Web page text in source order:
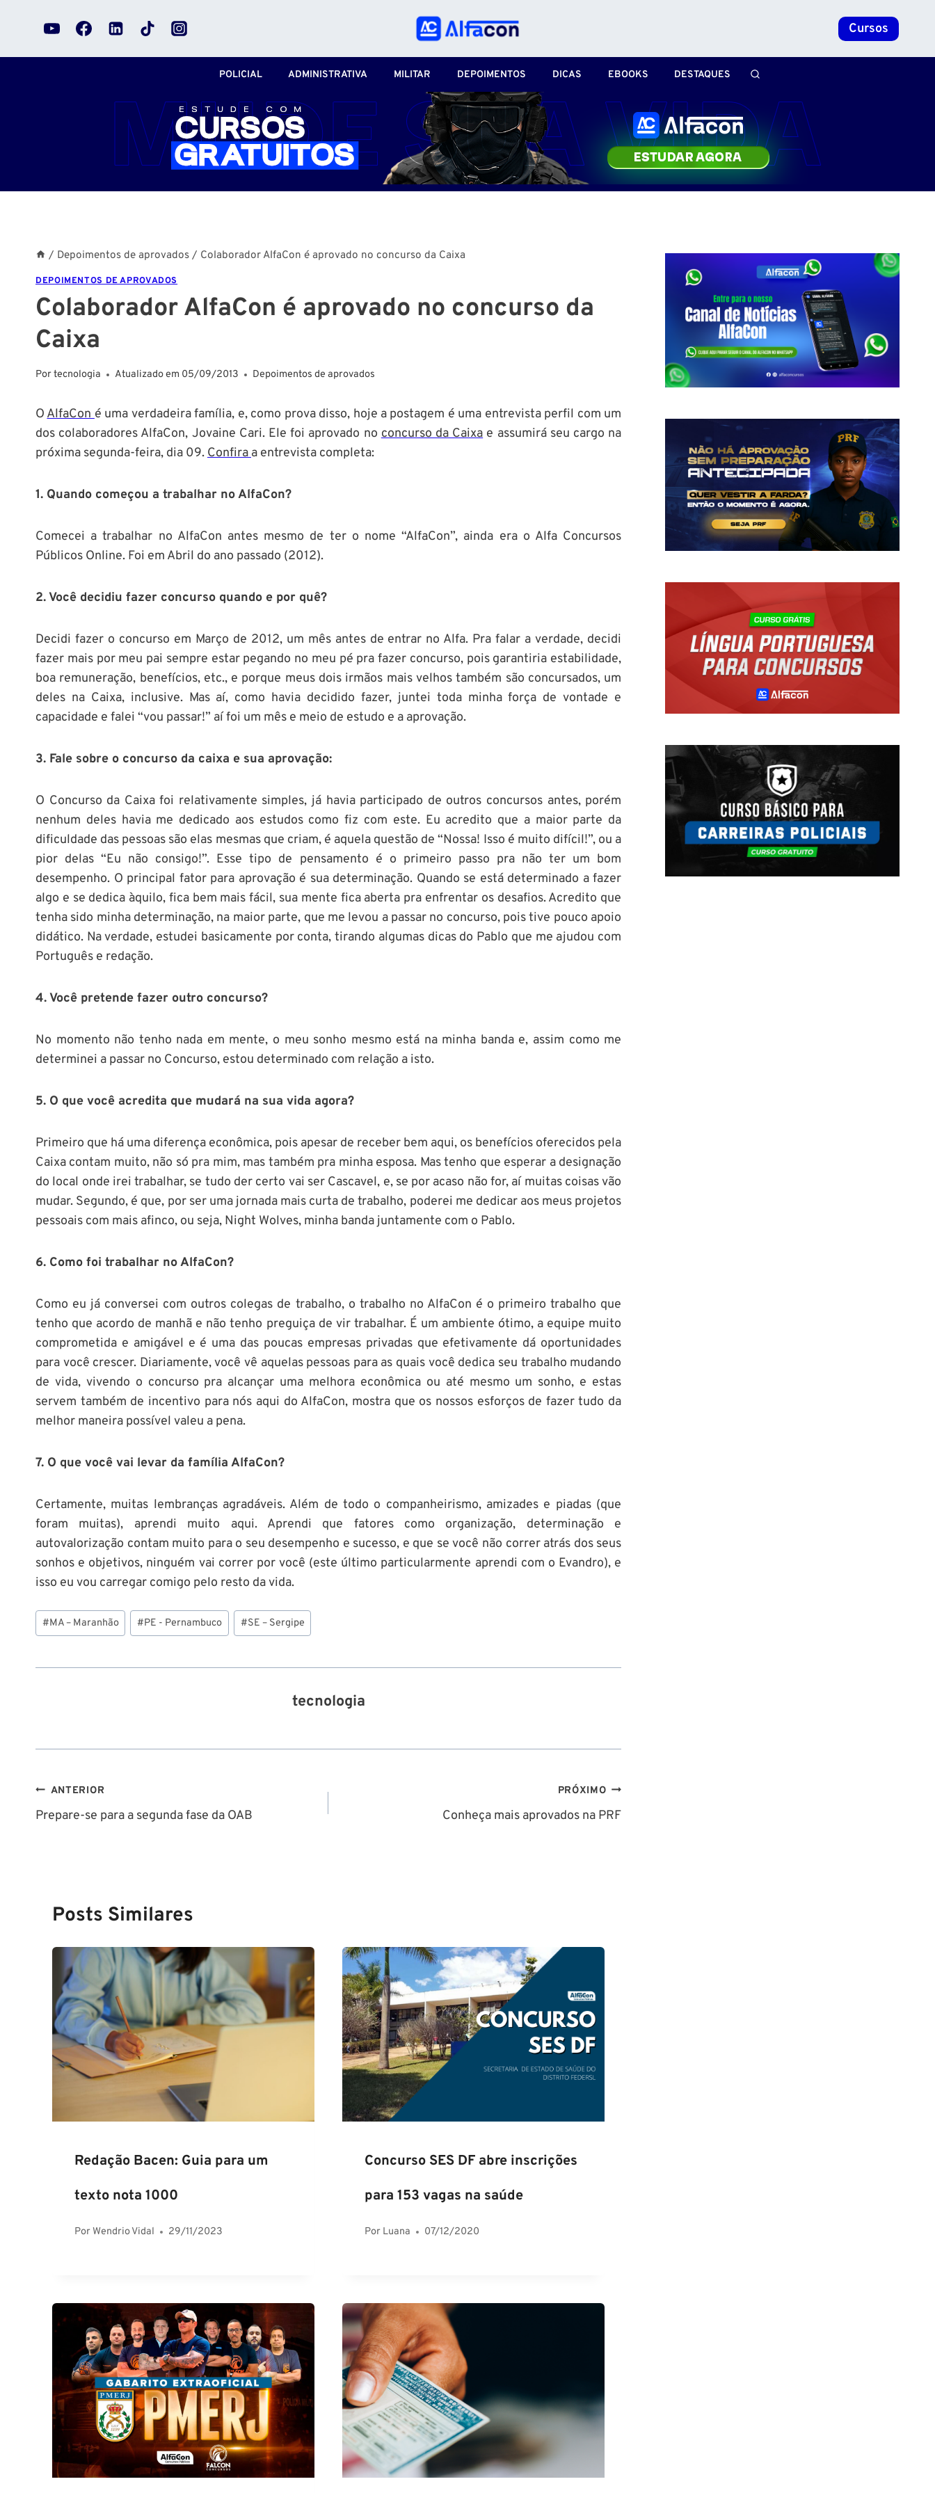
Cursos
POLICIAL ADMINISTRATIVA MILITAR DEPOIMENTOS DICAS EBOOKS DESTAQUES
/ Depoimentos de aprovados / Colaborador AlfaCon é aprovado no concurso da Caixa
DEPOIMENTOS DE APROVADOS
Colaborador AlfaCon é aprovado no concurso da
Caixa
Portecnologia Atualizado em 05/09/2013 Depoimentos de aprovados
OAlfaConé uma verdadeira família, e, como prova disso, hoje a postagem é uma entrevista perfil com um
dos colaboradores AlfaCon, Jovaine Cari. Ele foi aprovado noconcurso da Caixae assumirá seu cargo na
próxima segunda-feira, dia 09.Confiraa entrevista completa:
1. Quando começou a trabalhar no AlfaCon?
Comecei a trabalhar no AlfaCon antes mesmo de ter o nome “AlfaCon”, ainda era o Alfa Concursos
Públicos Online. Foi em Abril do ano passado (2012).
2. Você decidiu fazer concurso quando e por quê?
Decidi fazer o concurso em Março de 2012, um mês antes de entrar no Alfa. Pra falar a verdade, decidi
fazer mais por meu pai sempre estar pegando no meu pé pra fazer concurso, pois garantiria estabilidade,
boa remuneração, benefícios, etc., e porque meus dois irmãos mais velhos também são concursados, um
deles na Caixa, inclusive. Mas aí, como havia decidido fazer, juntei toda minha força de vontade e
capacidade e falei “vou passar!” aí foi um mês e meio de estudo e a aprovação.
3. Fale sobre o concurso da caixa e sua aprovação:
O Concurso da Caixa foi relativamente simples, já havia participado de outros concursos antes, porém
nenhum deles havia me dedicado aos estudos como fiz com este. Eu acredito que a maior parte da
dificuldade das pessoas são elas mesmas que criam, é aquela questão de “Nossa! Isso é muito difícil!”, ou a
pior delas “Eu não consigo!”. Esse tipo de pensamento é o primeiro passo pra não ter um bom
desempenho. O principal fator para aprovação é sua determinação. Quando se está determinado a fazer
algo e se dedica àquilo, fica bem mais fácil, sua mente fica aberta pra enfrentar os desafios. Acredito que
tenha sido minha determinação, na maior parte, que me levou a passar no concurso, pois tive pouco apoio
didático. Na verdade, estudei basicamente por conta, tirando algumas dicas do Pablo que me ajudou com
Português e redação.
4. Você pretende fazer outro concurso?
No momento não tenho nada em mente, o meu sonho mesmo está na minha banda e, assim como me
determinei a passar no Concurso, estou determinado com relação a isto.
5. O que você acredita que mudará na sua vida agora?
Primeiro que há uma diferença econômica, pois apesar de receber bem aqui, os benefícios oferecidos pela
Caixa contam muito, não só pra mim, mas também pra minha esposa. Mas tenho que esperar a designação
do local onde irei trabalhar, se tudo der certo vai ser Cascavel, e, se por acaso não for, aí muitas coisas vão
mudar. Segundo, é que, por ser uma jornada mais curta de trabalho, poderei me dedicar aos meus projetos
pessoais com mais afinco, ou seja, Night Wolves, minha banda juntamente com o Pablo.
6. Como foi trabalhar no AlfaCon?
Como eu já conversei com outros colegas de trabalho, o trabalho no AlfaCon é o primeiro trabalho que
tenho que acordo de manhã e não tenho preguiça de vir trabalhar. É um ambiente ótimo, a equipe muito
comprometida e amigável e é uma das poucas empresas privadas que efetivamente dá oportunidades
para você crescer. Diariamente, você vê aquelas pessoas para as quais você dedica seu trabalho mudando
de vida, vivendo o concurso pra alcançar uma melhora econômica ou até mesmo um sonho, e estas
servem também de incentivo para nós aqui do AlfaCon, mostra que os nossos esforços de fazer tudo da
melhor maneira possível valeu a pena.
7. O que você vai levar da família AlfaCon?
Certamente, muitas lembranças agradáveis. Além de todo o companheirismo, amizades e piadas (que
foram muitas), aprendi muito aqui. Aprendi que fatores como organização, determinação e
autovalorização contam muito para o seu desempenho e sucesso, e que se você não correr atrás dos seus
sonhos e objetivos, ninguém vai correr por você (este último particularmente aprendi com o Evandro), e
isso eu vou carregar comigo pelo resto da vida.
Tags
do
#MA – Maranhão #PE - Pernambuco #SE – Sergipe
tecnologia
Navegação
de
ANTERIOR
Prepare-se para a segunda fase da OAB
PRÓXIMO
Conheça mais aprovados na PRF
Posts Similares
Redação Bacen: Guia para um
texto nota 1000
PorWendrio Vidal 29/11/2023
Concurso SES DF abre inscrições
para 153 vagas na saúde
Por Luana 07/12/2020